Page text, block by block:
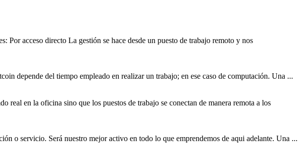
Por acceso directo La gestión se hace desde un puesto de trabajo remoto y nos
depende del tiempo empleado en realizar un trabajo; en ese caso de computación. Una ...
real en la oficina sino que los puestos de trabajo se conectan de manera remota a los
o servicio. Será nuestro mejor activo en todo lo que emprendemos de aqui adelante. Una ...